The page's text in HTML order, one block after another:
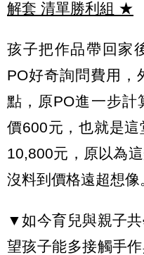
解套 清單勝利組 ★
孩子把作品帶回家
PO好奇詢問費用，
點，原PO進一步計
價600元，也就是
10,800元，原以為
沒料到價格遠超想像
▼如今育兒與親子
望孩子能多接觸手